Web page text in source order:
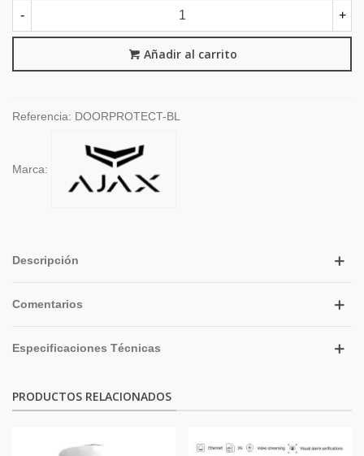
- +
Añadir al carrito
Referencia: DOORPROTECT-BL
Marca:
Descripción
Comentarios
Especificaciones Técnicas
PRODUCTOS RELACIONADOS